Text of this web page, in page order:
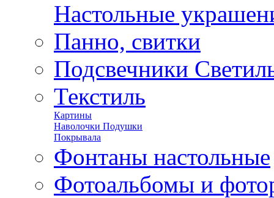
Настольные
Панно, свитки
Подсвечники
Текстиль
Картины
Наволочки Подушки
Покрывала
Фонтаны настольные
Фотоальбомы и